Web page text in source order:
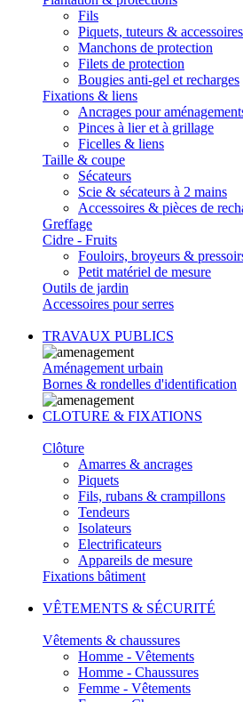
Fils
Piquets, tuteurs & accessoires
Manchons de protection
Filets de protection
Bougies anti-gel et recharges
Fixations & liens
Ancrages pour
Pinces à lier et à grillage
Ficelles & liens
Taille & coupe
Sécateurs
Scie & sécateurs à 2 mains
Accessoires & pièces de
Greffage
Cidre - Fruits
Fouloirs, broyeurs &
Petit matériel de mesure
Outils de jardin
Accessoires pour serres
TRAVAUX PUBLICS
Aménagement urbain
Bornes & rondelles d'identification
CLOTURE & FIXATIONS
Clôture
Amarres & ancrages
Piquets
Fils, rubans & crampillons
Tendeurs
Isolateurs
Electrificateurs
Appareils de mesure
Fixations bâtiment
VÊTEMENTS & SÉCURITÉ
Vêtements & chaussures
Homme - Vêtements
Homme - Chaussures
Femme - Vêtements